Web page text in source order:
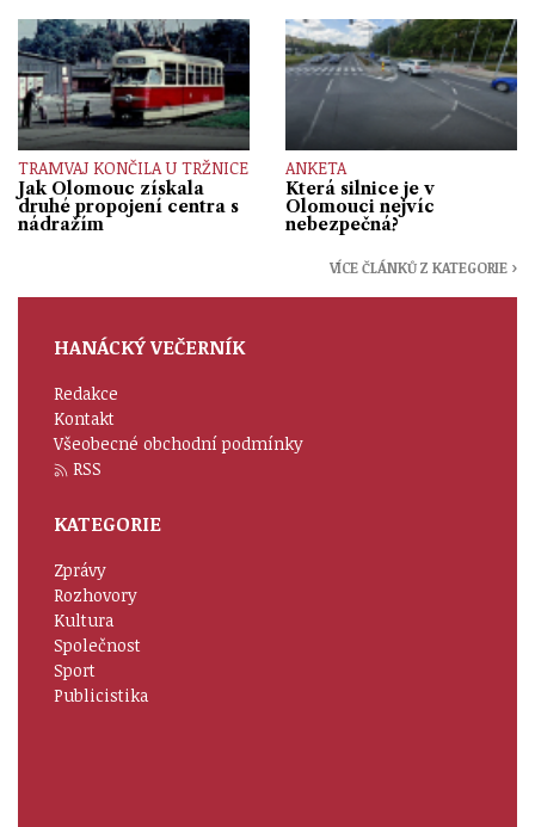
TRAMVAJ KONČILA U TRŽNICE
Jak Olomouc získala
druhé propojení centra s
nádražím
ANKETA
Která silnice je v
Olomouci nejvíc
nebezpečná?
VÍCE ČLÁNKŮ Z KATEGORIE ›
HANÁCKÝ VEČERNÍK
Redakce
Kontakt
Všeobecné obchodní podmínky
RSS
KATEGORIE
Zprávy
Rozhovory
Kultura
Společnost
Sport
Publicistika